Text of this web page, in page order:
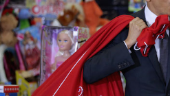
PODCAST
NEWSLETTER